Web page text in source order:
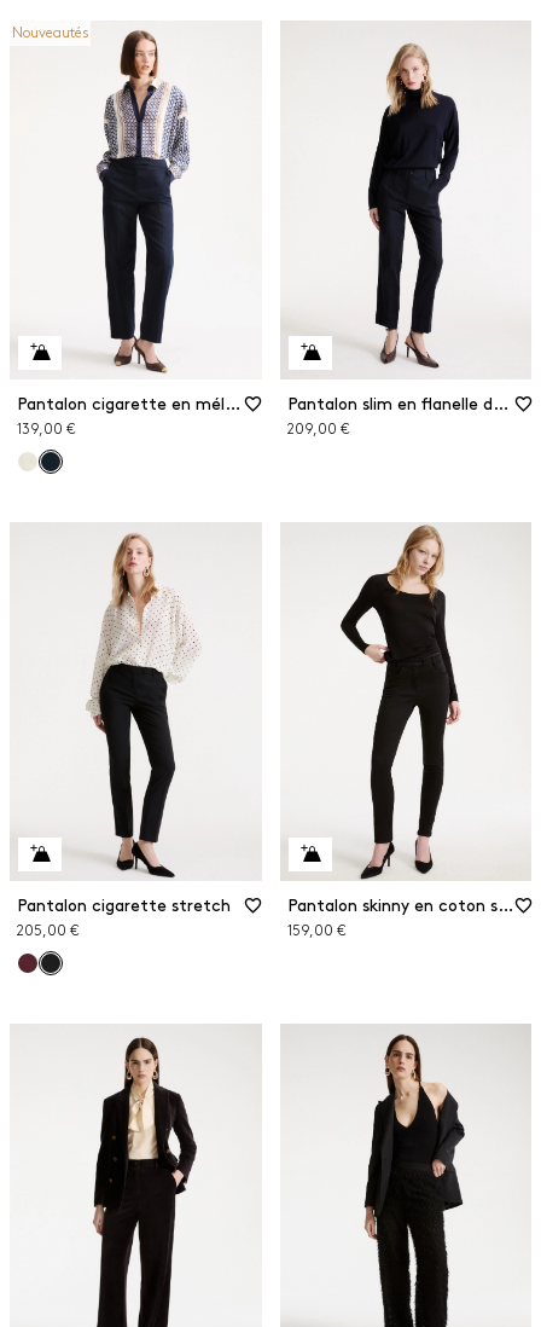
Nouveautés
Pantalon cigarette en mélange de coton
139,00 €
Pantalon slim en flanelle de laine
209,00 €
Pantalon cigarette stretch
205,00 €
Pantalon skinny en coton stretch
159,00 €